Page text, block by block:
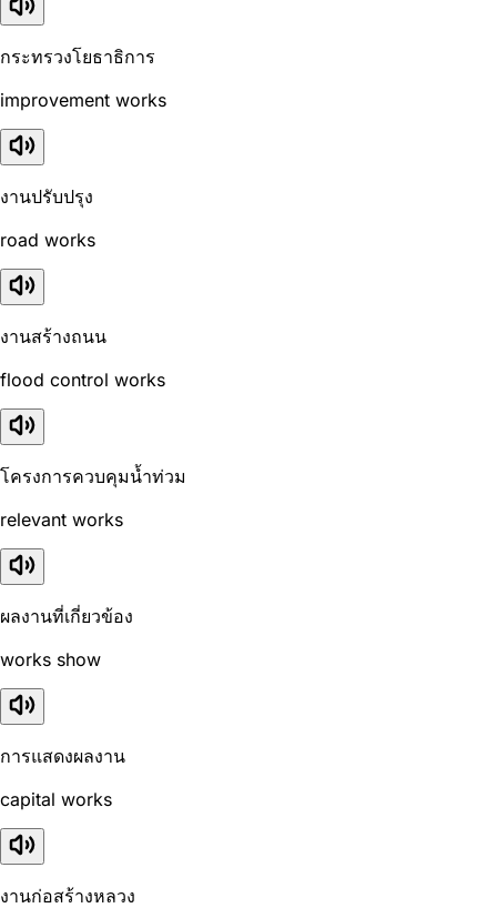
กระทรวงโยธาธิการ
improvement works
งานปรับปรุง
road works
งานสร้างถนน
flood control works
โครงการควบคุมน้ำท่วม
relevant works
ผลงานที่เกี่ยวข้อง
works show
การแสดงผลงาน
capital works
งานก่อสร้างหลวง